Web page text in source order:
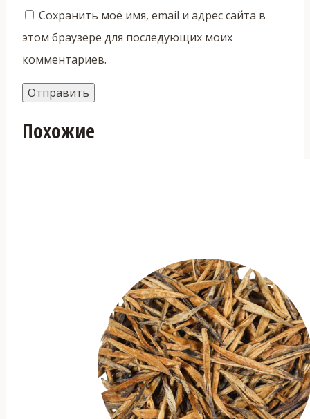
Сохранить моё имя, email и адрес сайта в
этом браузере для последующих моих
комментариев.
Похожие